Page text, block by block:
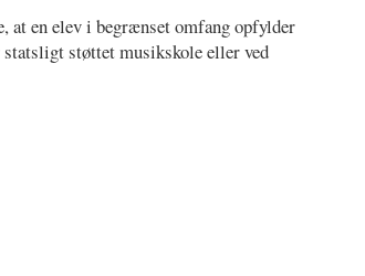
at en elev i begrænset omfang opfylder
støttet musikskole eller ved